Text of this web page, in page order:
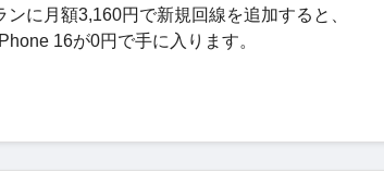
ンに月額3,160円で新規回線を追加すると、
16が0円で手に入ります。